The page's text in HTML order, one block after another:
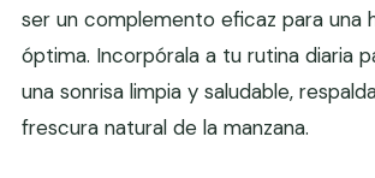
ser un complemento eficaz para una
óptima. Incorpórala a tu rutina diaria
una sonrisa limpia y saludable,
frescura natural de la manzana.